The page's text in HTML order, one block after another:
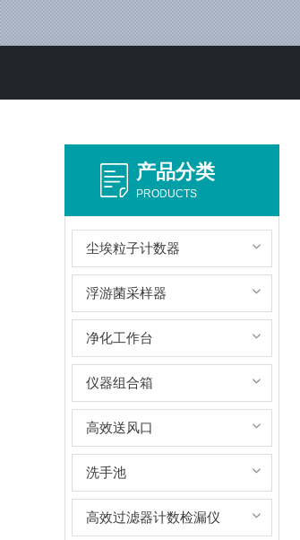
产品分类
PRODUCTS
尘埃粒子计数器
浮游菌采样器
净化工作台
仪器组合箱
高效送风口
洗手池
高效过滤器计数检漏仪